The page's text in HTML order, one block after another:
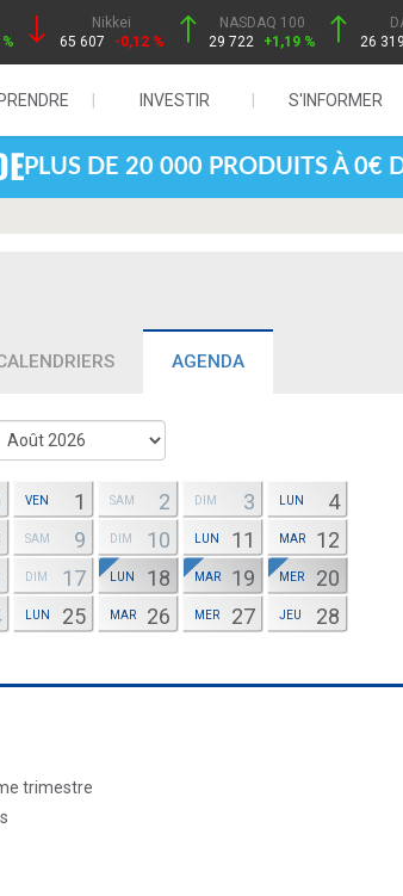
Nikkei
65 607
-0,12 %
NASDAQ 100
29 722
+1,19 %
26 319
INVESTIR S'INFORMER
PLUS DE 20 000 PRODUITS À 0€
AGENDA
VEN 1 SAM 2 DIM 3 LUN 4
SAM 9 DIM 10 LUN 11 MAR 12
DIM 17 LUN 18 MAR 19 MER 20
LUN 25 MAR 26 MER 27 JEU 28
trimestre